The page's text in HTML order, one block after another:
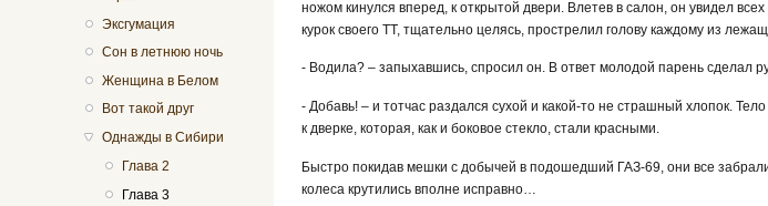
Эксгумация
Сон в летнюю ночь
Женщина в Белом
Вот такой друг
Однажды в Сибири
Глава 2
Глава 3
ножом кинулся вперед, к открытой двери. Влетев в салон, он увидел
курок своего ТТ, тщательно целясь, прострелил голову каждому из
- Водила? – запыхавшись, спросил он. В ответ молодой парень сделал
- Добавь! – и тотчас раздался сухой и какой-то не страшный хлопок.
к дверке, которая, как и боковое стекло, стали красными.
Быстро покидав мешки с добычей в подошедший ГАЗ-69, они все
колеса крутились вполне исправно…